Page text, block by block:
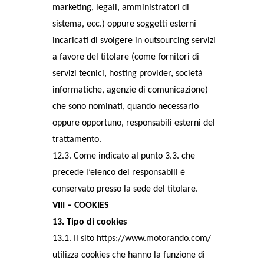
marketing, legali, amministratori di
sistema, ecc.) oppure soggetti esterni
incaricati di svolgere in outsourcing servizi
a favore del titolare (come fornitori di
servizi tecnici, hosting provider, società
informatiche, agenzie di comunicazione)
che sono nominati, quando necessario
oppure opportuno, responsabili esterni del
trattamento.
12.3. Come indicato al punto 3.3. che
precede l’elenco dei responsabili è
conservato presso la sede del titolare.
VIII – COOKIES
13. Tipo di cookies
13.1. Il sito https://www.motorando.com/
utilizza cookies che hanno la funzione di